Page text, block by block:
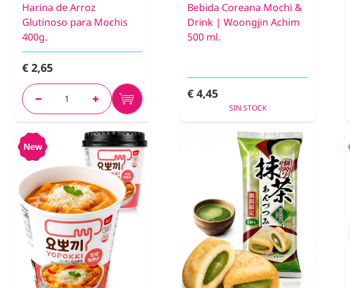
Harina de Arroz
Glutinoso para Mochis
400g.
€ 2,65
Bebida Coreana Mochi &
Drink | Woongjin Achim
500 ml.
€ 4,45
SIN STOCK
New